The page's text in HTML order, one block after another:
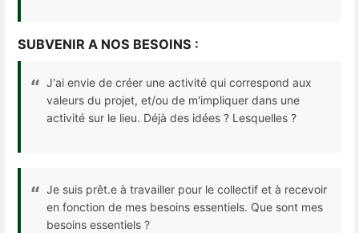
SUBVENIR A NOS BESOINS :
J'ai envie de créer une activité qui correspond aux
valeurs du projet, et/ou de m'impliquer dans une
activité sur le lieu. Déjà des idées ? Lesquelles ?
Je suis prêt.e à travailler pour le collectif et à recevoir
en fonction de mes besoins essentiels. Que sont mes
besoins essentiels ?